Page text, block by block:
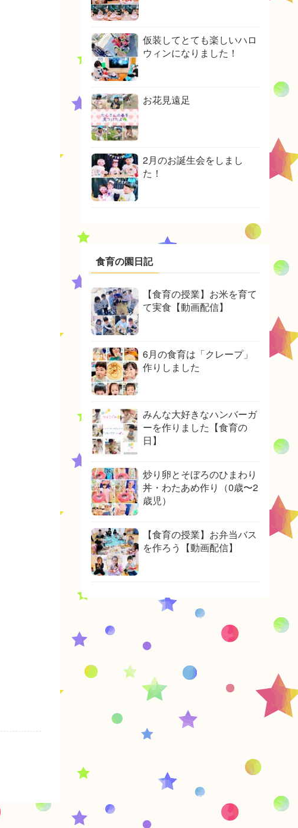
仮装してとても楽しいハロ
ウィンになりました！
お花見遠足
2月のお誕生会をしまし
た！
食育の園日記
【食育の授業】お米を育て
て実食【動画配信】
6月の食育は「クレープ」
作りしました
みんな大好きなハンバーガ
ーを作りました【食育の
日】
炒り卵とそぼろのひまわり
丼・わたあめ作り（0歳〜2
歳児）
【食育の授業】お弁当バス
を作ろう【動画配信】